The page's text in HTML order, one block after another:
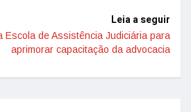
Leia a seguir
Escola de Assistência Judiciária para
aprimorar capacitação da advocacia